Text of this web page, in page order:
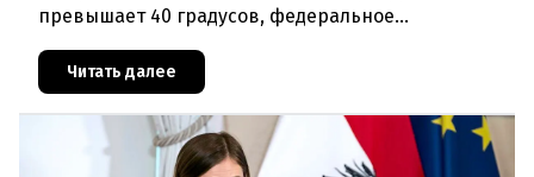
превышает 40 градусов, федеральное
проблемы перегрева жилых помещений. В среду н
Читать далее